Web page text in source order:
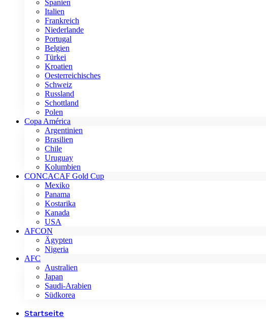
Spanien
Italien
Frankreich
Niederlande
Portugal
Belgien
Türkei
Kroatien
Oesterreichisches
Schweiz
Russland
Schottland
Polen
Copa América
Argentinien
Brasilien
Chile
Uruguay
Kolumbien
CONCACAF Gold Cup
Mexiko
Panama
Kostarika
Kanada
USA
AFCON
Ägypten
Nigeria
AFC
Australien
Japan
Saudi-Arabien
Südkorea
Startseite